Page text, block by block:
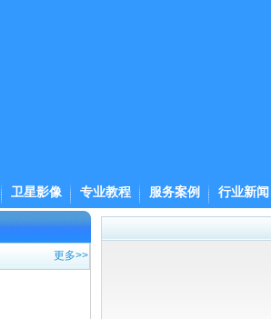
卫星影像 专业教程 服务案例 行业新闻
更多>>